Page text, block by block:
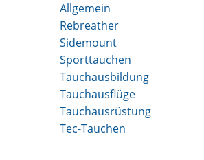
Allgemein
Rebreather
Sidemount
Sporttauchen
Tauchausbildung
Tauchausflüge
Tauchausrüstung
Tec-Tauchen